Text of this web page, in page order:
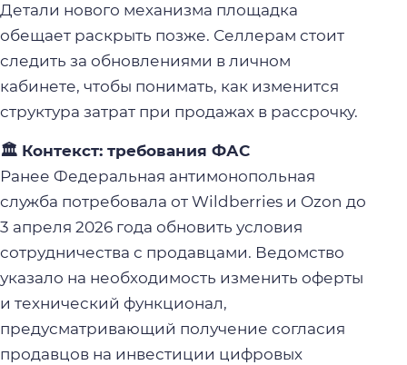
Детали нового механизма площадка
обещает раскрыть позже. Селлерам стоит
следить за обновлениями в личном
кабинете, чтобы понимать, как изменится
структура затрат при продажах в рассрочку.
🏛️ Контекст: требования ФАС
Ранее Федеральная антимонопольная
служба потребовала от Wildberries и Ozon до
3 апреля 2026 года обновить условия
сотрудничества с продавцами. Ведомство
указало на необходимость изменить оферты
и технический функционал,
предусматривающий получение согласия
продавцов на инвестиции цифровых